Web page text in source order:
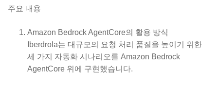
주요 내용
Amazon Bedrock AgentCore의 활용 방식
Iberdrola는 대규모의 요청 처리 품질을 높이기 위한
세 가지 자동화 시나리오를 Amazon Bedrock
AgentCore 위에 구현했습니다.